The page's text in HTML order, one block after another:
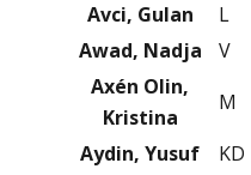
Avci, Gulan
L
Awad, Nadja
V
Axén Olin,
Kristina
M
Aydin, Yusuf
KD